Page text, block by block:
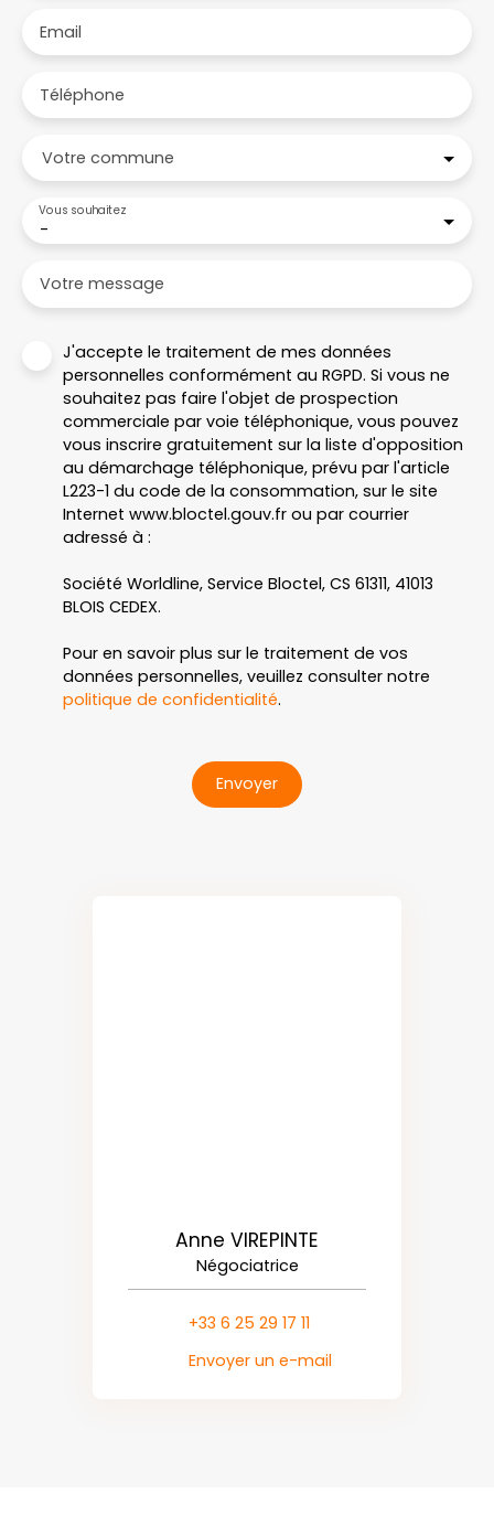
Email
Téléphone
Votre commune
-
Vous souhaitez
Votre message
J'accepte le traitement de mes données
personnelles conformément au RGPD. Si vous ne
souhaitez pas faire l'objet de prospection
commerciale par voie téléphonique, vous pouvez
vous inscrire gratuitement sur la liste d'opposition
au démarchage téléphonique, prévu par l'article
L223-1 du code de la consommation, sur le site
Internet www.bloctel.gouv.fr ou par courrier
adressé à :
Société Worldline, Service Bloctel, CS 61311, 41013
BLOIS CEDEX.
Pour en savoir plus sur le traitement de vos
données personnelles, veuillez consulter notre
politique de confidentialité.
Envoyer
Anne VIREPINTE
Négociatrice
+33 6 25 29 17 11
Envoyer un e-mail